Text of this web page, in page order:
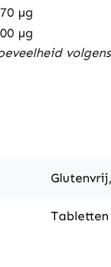
µg
µg
Tabletten